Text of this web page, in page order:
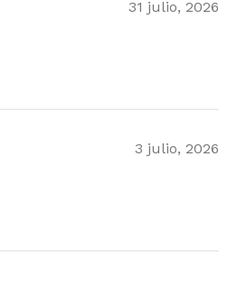
31 julio, 2026
3 julio, 2026